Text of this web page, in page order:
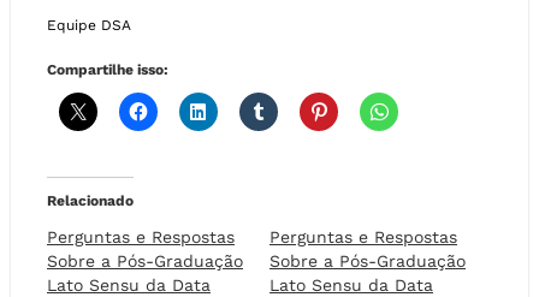
Equipe DSA
Compartilhe isso:
Relacionado
Perguntas e Respostas
Sobre a Pós-Graduação
Lato Sensu da Data
Perguntas e Respostas
Sobre a Pós-Graduação
Lato Sensu da Data